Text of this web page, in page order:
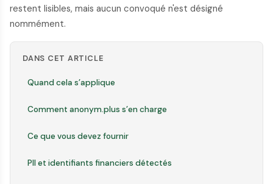
restent lisibles, mais aucun convoqué n'est désigné
nommément.
DANS CET ARTICLE
Quand cela s’applique
Comment anonym.plus s’en charge
Ce que vous devez fournir
PII et identifiants financiers détectés